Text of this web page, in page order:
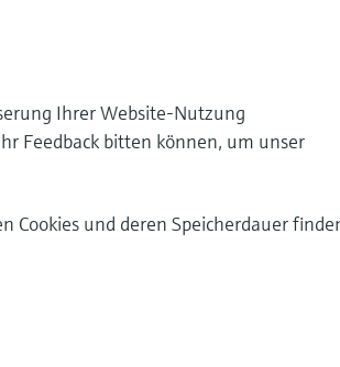
Ihrer Website-Nutzung
Feedback bitten können, um unser
Cookies und deren Speicherdauer